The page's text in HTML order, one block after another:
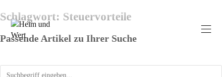
Schlagwort: Steuervorteile
Passende Artikel zu Ihrer Suche